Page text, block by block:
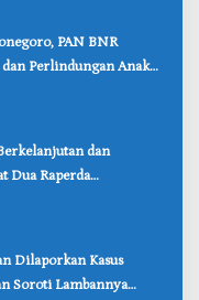
PAN BNR
Perlindungan Anak
dan
Dua Raperda
Dilaporkan Kasus
Soroti Lambannya